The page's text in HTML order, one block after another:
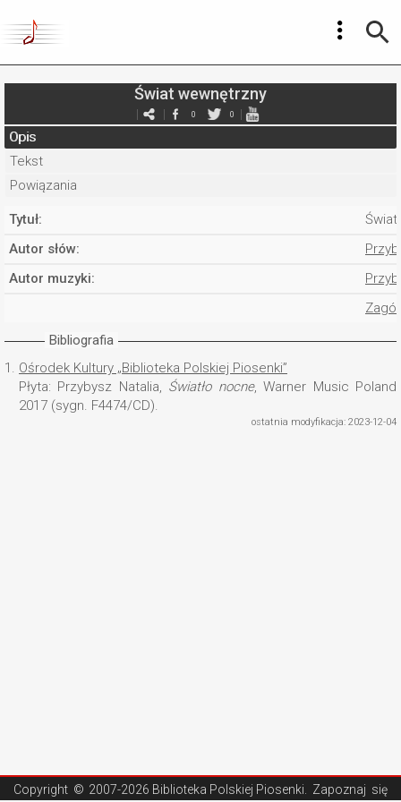
Świat wewnętrzny
0 0
Opis
Tekst
Powiązania
Tytuł:
Autor słów:
Autor muzyki:
Bibliografia
1. Ośrodek Kultury „Biblioteka Polskiej Piosenki”
Płyta: Przybysz Natalia, Światło nocne, Warner Music Poland
2017 (sygn. F4474/CD).
ostatnia modyfikacja: 2023-12-04
Copyright © 2007-2026 Biblioteka Polskiej Piosenki . Zapoznaj się